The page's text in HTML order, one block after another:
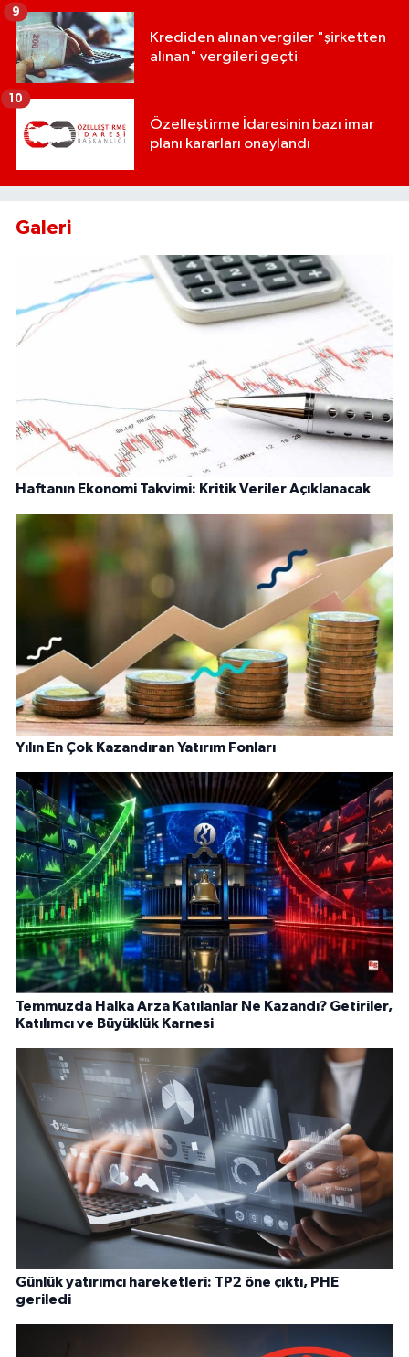
Krediden alınan vergiler "şirketten
alınan" vergileri geçti
9
Özelleştirme İdaresinin bazı imar
planı kararları onaylandı
10
Galeri
Haftanın Ekonomi Takvimi: Kritik Veriler Açıklanacak
Yılın En Çok Kazandıran Yatırım Fonları
Temmuzda Halka Arza Katılanlar Ne Kazandı? Getiriler,
Katılımcı ve Büyüklük Karnesi
Günlük yatırımcı hareketleri: TP2 öne çıktı, PHE
geriledi